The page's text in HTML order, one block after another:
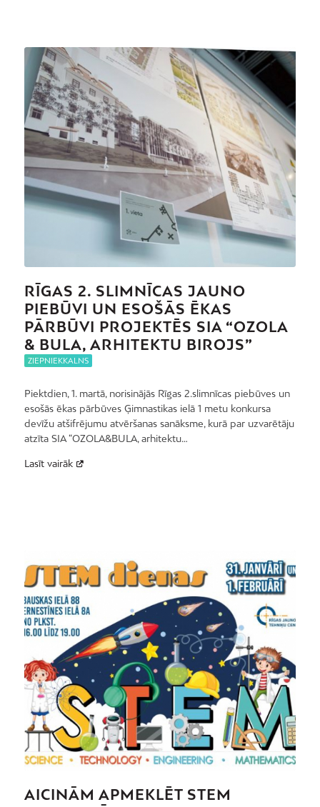
RĪGAS 2. SLIMNĪCAS JAUNO
PIEBŪVI UN ESOŠĀS ĒKAS
PĀRBŪVI PROJEKTĒS SIA “OZOLA
& BULA, ARHITEKTU BIROJS”
ZIEPNIEKKALNS
Piektdien, 1. martā, norisinājās Rīgas 2.slimnīcas piebūves un
esošās ēkas pārbūves Ģimnastikas ielā 1 metu konkursa
devīžu atšifrējumu atvēršanas sanāksme, kurā par uzvarētāju
atzīta SIA “OZOLA&BULA, arhitektu…
Lasīt vairāk
AICINĀM APMEKLĒT STEM